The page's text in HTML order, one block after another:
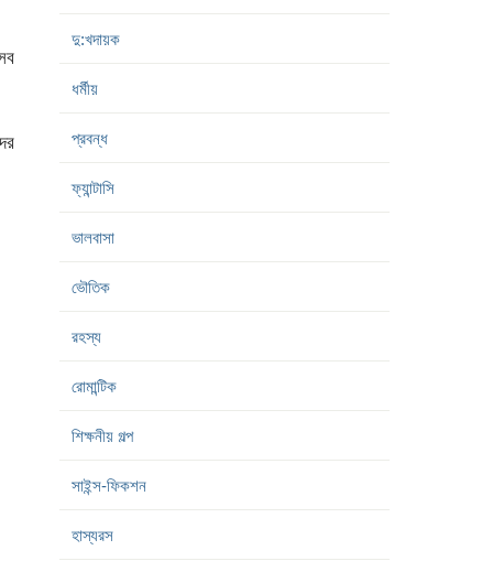
দু:খদায়ক
ধর্মীয়
প্রবন্ধ
ফ্যান্টাসি
ভালবাসা
ভৌতিক
রহস্য
রোমান্টিক
শিক্ষনীয় গল্প
সাইন্স-ফিকশন
হাস্যরস